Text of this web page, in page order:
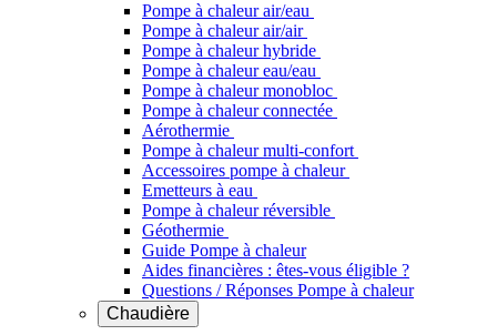
Pompe à chaleur air/eau
Pompe à chaleur air/air
Pompe à chaleur hybride
Pompe à chaleur​ eau/eau
Pompe à chaleur monobloc
Pompe à chaleur connectée
Aérothermie
Pompe à chaleur multi-confort
Accessoires pompe à chaleur
Emetteurs à eau
Pompe à chaleur réversible
Géothermie
Guide Pompe à chaleur
Aides financières : êtes-vous éligible ?
Questions / Réponses Pompe à chaleur
Chaudière